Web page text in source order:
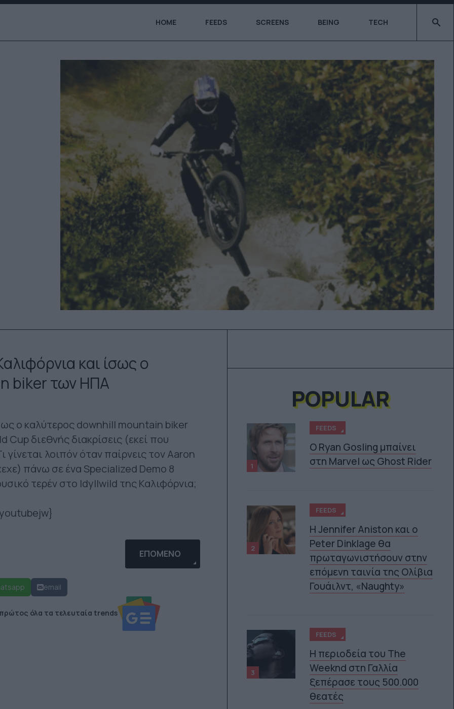
HOME FEEDS SCREENS BEING TECH Type
και ίσως ο
biker των ΗΠΑ
ο καλύτερος downhill mountain biker
διεθνής διακρίσεις (εκεί που
λοιπόν όταν παίρνεις τον Aaron
πάνω σε ένα Specialized Demo 8
τερέν στο Idyllwild της Καλιφόρνια;
ΣΕ ΒΌΛΟ ΚΑΙ ΘΕΣΣΑΛΟΝΊΚΗ (VIDEO)ΕΠΌΜΕΝΟ ΆΡΘΡΟ: HARRYMAINIA #FOLLOWED (EP.2 / ΕΛΛΗΝΙΚΟΊ ΥΠΌΤΙΤΛΟΙ)
ΕΠΌΜΕΝΟ
email
όλα τα τελευταία trends
POPULAR
1
FEEDS
Ο Ryan Gosling μπαίνει
στη Marvel ως Ghost Rider
2
FEEDS
Η Jennifer Aniston και ο
Peter Dinklage θα
πρωταγωνιστήσουν στην
επόμενη ταινία της Ολίβια
Γουάιλντ, «Naughty»
3
FEEDS
Η περιοδεία του The
Weeknd στη Γαλλία
ξεπέρασε τους 500.000
θεατές